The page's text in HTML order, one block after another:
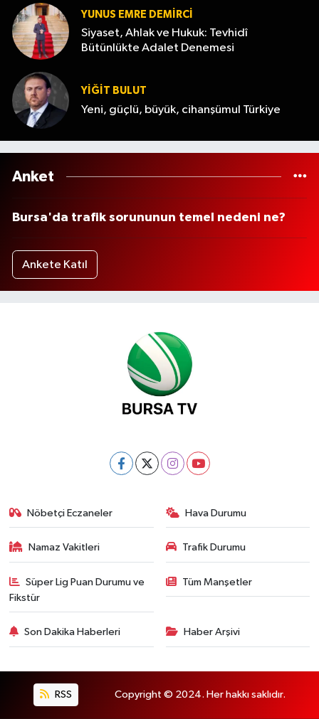
YUNUS EMRE DEMIRCI
Siyaset, Ahlak ve Hukuk: Tevhidî
Bütünlükte Adalet Denemesi
YİĞİT BULUT
Yeni, güçlü, büyük, cihanşümul Türkiye
Anket
Bursa'da trafik sorununun temel nedeni ne?
Ankete Katıl
Nöbetçi Eczaneler Hava Durumu
Namaz Vakitleri Trafik Durumu
Süper Lig Puan Durumu ve
Fikstür
Tüm Manşetler
Son Dakika Haberleri Haber Arşivi
RSS Copyright © 2024. Her hakkı saklıdır.